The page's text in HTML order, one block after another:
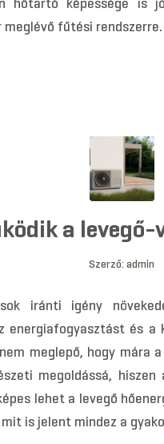
fűtési rendszerre.
a
Szerző: admin
iránti igény
energiafogyasztást és
meglepő, hogy mára
megoldássá,
lehet a levegő
is jelent mindez a